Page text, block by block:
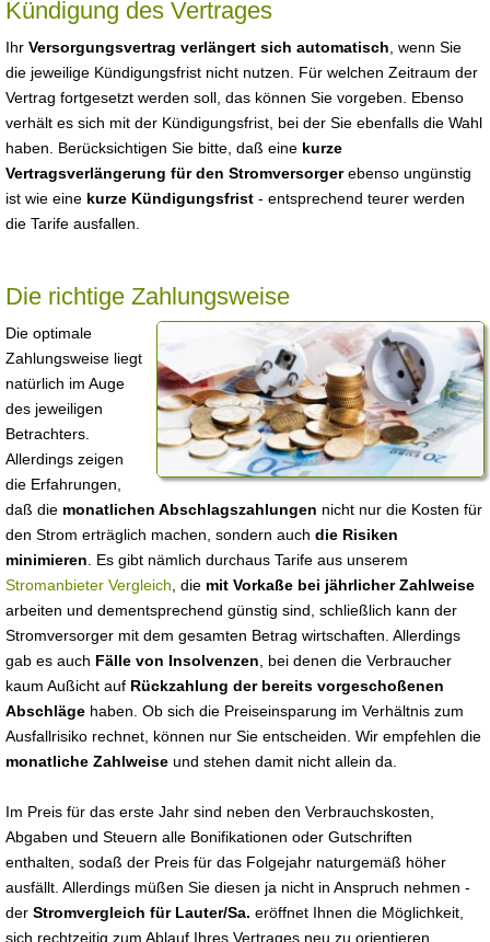
Kündigung des Vertrages
Ihr Versorgungsvertrag verlängert sich automatisch , wenn Sie
die jeweilige Kündigungsfrist nicht nutzen. Für welchen Zeitraum der
Vertrag fortgesetzt werden soll, das können Sie vorgeben. Ebenso
verhält es sich mit der Kündigungsfrist, bei der Sie ebenfalls die Wahl
haben. Berücksichtigen Sie bitte, daß eine kurze
Vertragsverlängerung für den Stromversorgerebenso ungünstig
ist wie eine kurze Kündigungsfrist - entsprechend teurer werden
die Tarife ausfallen.
Die richtige Zahlungsweise
Die optimale
Zahlungsweise liegt
natürlich im Auge
des jeweiligen
Betrachters.
Allerdings zeigen
die Erfahrungen,
daß die monatlichen Abschlagszahlungen nicht nur die Kosten für
den Strom erträglich machen, sondern auch die Risiken
minimieren . Es gibt nämlich durchaus Tarife aus unserem
Stromanbieter Vergleich , die mit Vorkaße bei jährlicher Zahlweise
arbeiten und dementsprechend günstig sind, schließlich kann der
Stromversorger mit dem gesamten Betrag wirtschaften. Allerdings
gab es auch Fälle von Insolvenzen , bei denen die Verbraucher
kaum Außicht auf Rückzahlung der bereits vorgeschoßenen
Abschläge haben. Ob sich die Preiseinsparung im Verhältnis zum
Ausfallrisiko rechnet, können nur Sie entscheiden. Wir empfehlen die
monatliche Zahlweise und stehen damit nicht allein da.
Im Preis für das erste Jahr sind neben den Verbrauchskosten,
Abgaben und Steuern alle Bonifikationen oder Gutschriften
enthalten, sodaß der Preis für das Folgejahr naturgemäß höher
ausfällt. Allerdings müßen Sie diesen ja nicht in Anspruch nehmen -
der Stromvergleich für Lauter/Sa. eröffnet Ihnen die Möglichkeit,
sich rechtzeitig zum Ablauf Ihres Vertrages neu zu orientieren.